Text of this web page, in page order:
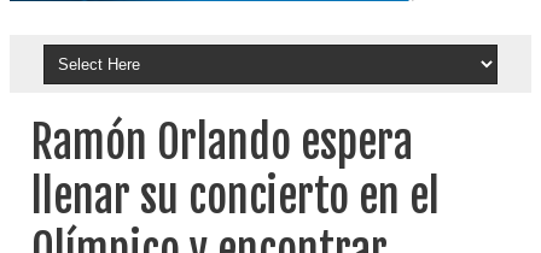
Ramón Orlando espera
llenar su concierto en el